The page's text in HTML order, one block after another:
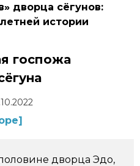
SNS
дворца сёгунов:
истории
госпожа
дворца Эдо,